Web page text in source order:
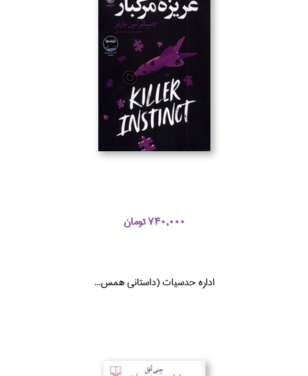
740,000 تومان
اداره حدسيات (داستاني همس...